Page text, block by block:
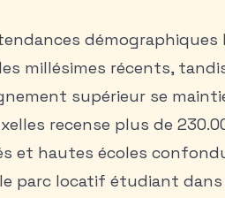
démographiques
millésimes récents,
supérieur se
recense plus de
et hautes écoles
parc locatif étudiant dans